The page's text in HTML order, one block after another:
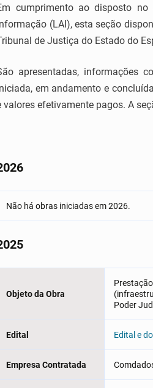
cumprimento ao disposto
(LAI), esta seção
de Justiça do Estado do
apresentadas, informações
em andamento e
valores efetivamente pagos. A
Não há obras iniciadas em 2026.
Objeto da Obra
Poder
Edital Edital e
Empresa Contratada